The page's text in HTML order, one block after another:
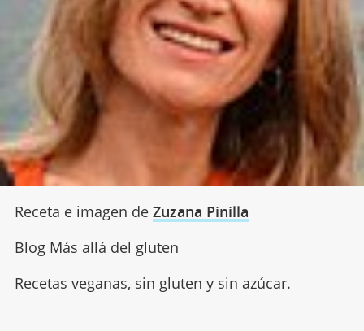
Receta e imagen de Zuzana Pinilla
Blog Más allá del gluten
Recetas veganas, sin gluten y sin azúcar.